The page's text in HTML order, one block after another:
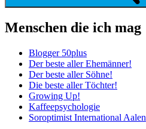
Menschen die ich mag
Blogger 50plus
Der beste aller Ehemänner!
Der beste aller Söhne!
Die beste aller Töchter!
Growing Up!
Kaffeepsychologie
Soroptimist International Aalen